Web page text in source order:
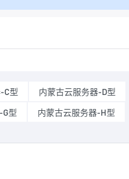
C型
内蒙古云服务器-D型
型 内蒙古云服务器-H型